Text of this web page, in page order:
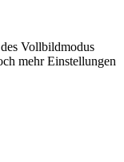
Vollbildmodus
mehr Einstellungen